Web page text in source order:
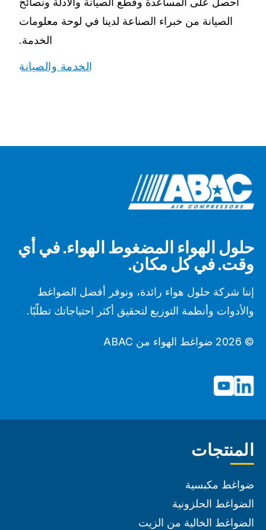
الصيانة من خبراء الصناعة لدينا في لوحة معلومات
الخدمة.
الخدمة والصيانة
حلول الهواء المضغوط الهواء. في أي
وقت. في كل مكان.
إننا شركة حلول هواء رائدة، ونوفر أفضل الضواغط
والأدوات وأنظمة التوزيع لتحقيق أكثر احتياجاتك تطلّبًا.
© 2026 ضواغط الهواء من ABAC
المنتجات
ضواغط مكبسية
الضواغط الحلزونية
الضواغط الخالية من الزيت